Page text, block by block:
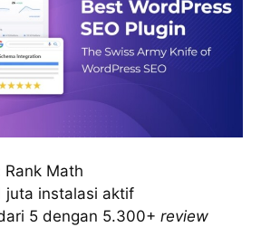
Rank Math
juta instalasi aktif
5 dengan 5.300+ review